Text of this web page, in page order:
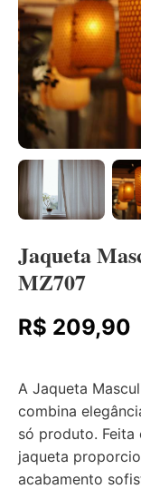
Jaqueta
MZ707
R$ 209,90
A Jaqueta
combina
só produto. Feita
jaqueta
acabamento